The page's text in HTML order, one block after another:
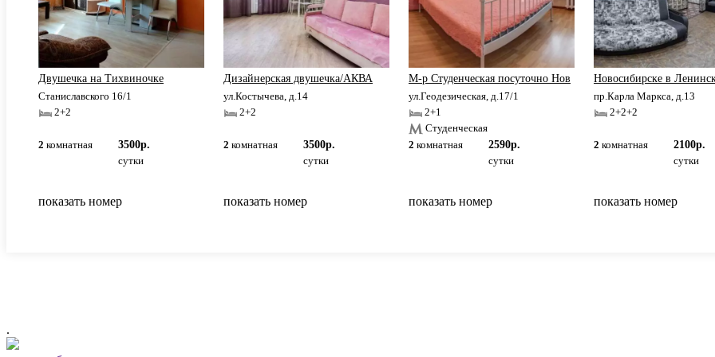
Двушечка на Тихвиночке
Станиславского 16/1
2+2
2 комнатная
3500р.
сутки
показать номер
Дизайнерская двушечка/АКВА
ул.Костычева, д.14
2+2
2 комнатная
3500р.
сутки
показать номер
М-р Студенческая посуточно Нов
ул.Геодезическая, д.17/1
2+1
Студенческая
2 комнатная
2590р.
сутки
показать номер
Новосибирске в
пр.Карла Маркса, д.13
2+2+2
2 комнатная
2100р.
сутки
показать номер
.